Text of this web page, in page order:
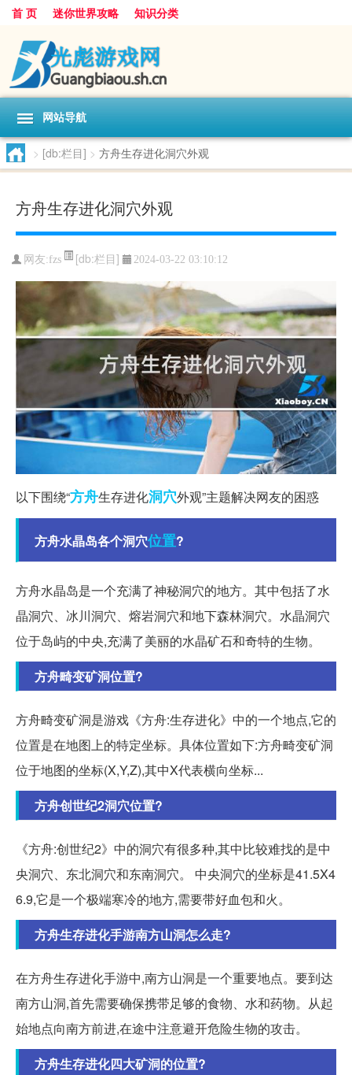
首 页 迷你世界攻略 知识分类
网站导航
> [db:栏目] > 方舟生存进化洞穴外观
方舟生存进化洞穴外观
网友:fzs [db:栏目] 2024-03-22 03:10:12
以下围绕“方舟生存进化洞穴外观”主题解决网友的困惑
方舟水晶岛各个洞穴位置?
方舟水晶岛是一个充满了神秘洞穴的地方。其中包括了水
晶洞穴、冰川洞穴、熔岩洞穴和地下森林洞穴。水晶洞穴
位于岛屿的中央,充满了美丽的水晶矿石和奇特的生物。
方舟畸变矿洞位置?
方舟畸变矿洞是游戏《方舟:生存进化》中的一个地点,它的
位置是在地图上的特定坐标。具体位置如下:方舟畸变矿洞
位于地图的坐标(X,Y,Z),其中X代表横向坐标...
方舟创世纪2洞穴位置?
《方舟:创世纪2》中的洞穴有很多种,其中比较难找的是中
央洞穴、东北洞穴和东南洞穴。 中央洞穴的坐标是41.5X4
6.9,它是一个极端寒冷的地方,需要带好血包和火。
方舟生存进化手游南方山洞怎么走?
在方舟生存进化手游中,南方山洞是一个重要地点。要到达
南方山洞,首先需要确保携带足够的食物、水和药物。从起
始地点向南方前进,在途中注意避开危险生物的攻击。
方舟生存进化四大矿洞的位置?